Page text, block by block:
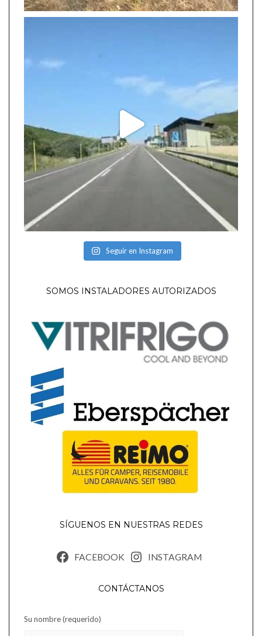
Seguir en Instagram
SOMOS INSTALADORES AUTORIZADOS
SÍGUENOS EN NUESTRAS REDES
FACEBOOK INSTAGRAM
CONTÁCTANOS
Su nombre (requerido)